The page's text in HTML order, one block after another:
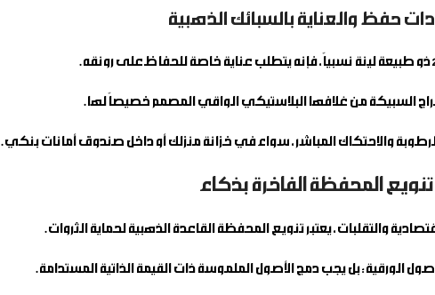
حفظ والعناية بالسبائك الذهبية
السبيكة من غلافها البلاستيكي الواقي المصمم خصيصاً لها.
والاحتكاك المباشر، سواء في خزانة منزلك أو داخل صندوق أمانات بنكي.
تنويع المحفظة الفاخرة بذكاء
والتقلبات، يعتبر تنويع المحفظة القاعدة الذهبية لحماية الثروات.
الورقية؛ بل يجب دمج الأصول الملموسة ذات القيمة الذاتية المستدامة.